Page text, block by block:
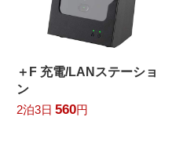
＋F 充電/LANステーショ
ン
2泊3日 560円